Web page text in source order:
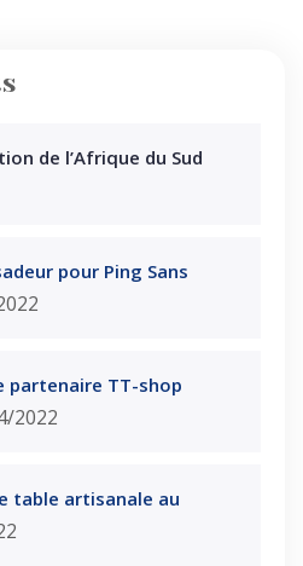
de l’Afrique du Sud
pour Ping Sans
partenaire TT-shop
2022
table artisanale au